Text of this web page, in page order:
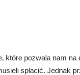
pozwala nam na
spłacić. Jednak